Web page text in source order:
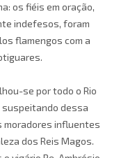
os fiéis em oração,
indefesos, foram
flamengos com a
se por todo o Rio
suspeitando dessa
moradores influentes
dos Reis Magos.